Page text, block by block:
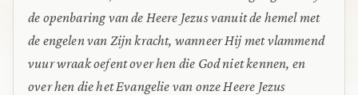
de openbaring van de Heere Jezus vanuit de hemel met
de engelen van Zijn kracht, wanneer Hij met vlammend
vuur wraak oefent over hen die God niet kennen, en
over hen die het Evangelie van onze Heere Jezus